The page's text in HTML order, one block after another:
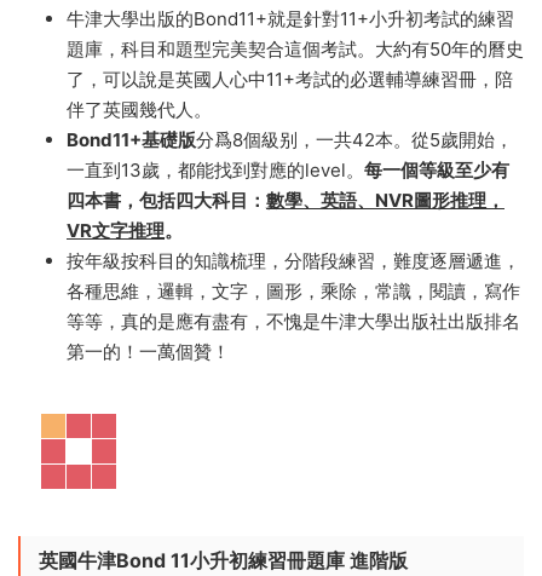
在英國，11+考試是孩子在小學最後一年，爲進入初中所
參加的考試。考試名稱 11+來自孩子在英國初中的入學年
齡，即11到12歲。考試内容一般包括英語，數學和邏輯思
維。和我們的小升初一個意思，隻是考試的科目和題型都
不一樣。
牛津大學出版的Bond11+就是針對11+小升初考試的練習
題庫，科目和題型完美契合這個考試。大約有50年的曆史
了，可以說是英國人心中11+考試的必選輔導練習冊，陪
伴了英國幾代人。
Bond11+基礎版 分爲8個級别，一共42本。從5歲開始，
一直到13歲，都能找到對應的level。每一個等級至少有
四本書，包括四大科目：
按年級按科目的知識梳理，分階段練習，難度逐層遞進，
各種思維，邏輯，文字，圖形，乘除，常識，閱讀，寫作